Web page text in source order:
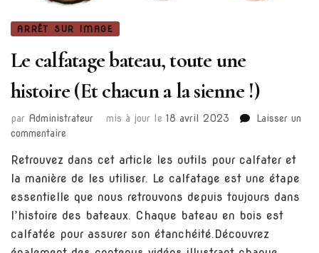
ARRÊT SUR IMAGE
Le calfatage bateau, toute une
histoire (Et chacun a la sienne !)
par Administrateur mis à jour le 18 avril 2023
Laisser un
commentaire
calfatage
bateau,
toute
une
histoire
(Et
Retrouvez dans cet article les outils pour calfater et
la manière de les utiliser. Le calfatage est une étape
essentielle que nous retrouvons depuis toujours dans
l’histoire des bateaux. Chaque bateau en bois est
calfatée pour assurer son étanchéité.Découvrez